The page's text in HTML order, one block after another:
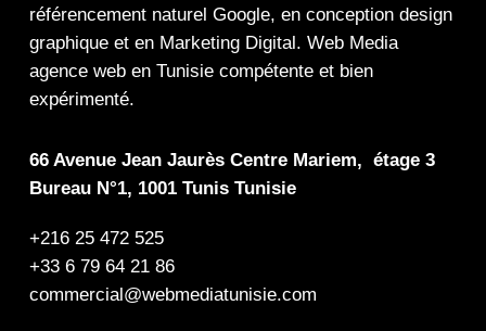
référencement naturel Google, en conception design
graphiqueet en Marketing Digital. Web Media
agence web en Tunisie compétente et bien
expérimenté.
66 Avenue Jean Jaurès Centre Mariem, étage 3
Bureau N°1, 1001 Tunis Tunisie
+216 25 472 525
+33 6 79 64 21 86
commercial@webmediatunisie.com